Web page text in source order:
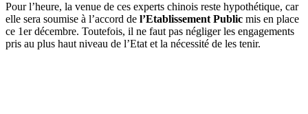
Pour l’heure, la venue de ces experts chinois reste hypothétique, car
elle sera soumise à l’accord de l’Etablissement Public mis en place
ce 1er décembre. Toutefois, il ne faut pas négliger les engagements
pris au plus haut niveau de l’Etat et la nécessité de les tenir.